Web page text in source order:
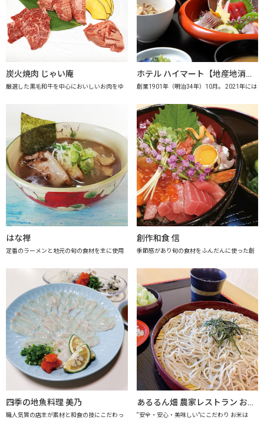
炭火焼肉 じゃい庵
厳選した黒毛和牛を中心においしいお肉をゆ
ホテル ハイマート【地産地消の店認定店】
創業1901年（明治34年）10月。 2021年には
はな禅
定番のラーメンと地元の旬の食材を主に使用
創作和食 信
季節感があり旬の食材をふんだんに使った創
四季の地魚料理 美乃
職人気質の店主が素材と和食の技にこだわっ
あるるん畑 農家レストラン おかげさま 【上越市地産地消推進の店認定店】
“安全・安心・美味しい”にこだわり お米は